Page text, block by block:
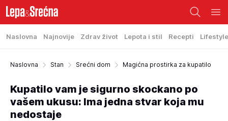
Naslovna Najnovije Zdrav život Lepota i stil Recepti Lifestyle
Naslovna Stan Srećni dom Magićna prostirka za kupatilo
Kupatilo vam je sigurno skockano po
vašem ukusu: Ima jedna stvar koja mu
nedostaje